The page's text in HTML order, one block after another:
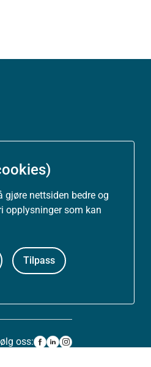
nettsiden bedre og
opplysninger som kan
Tilpass
oss: